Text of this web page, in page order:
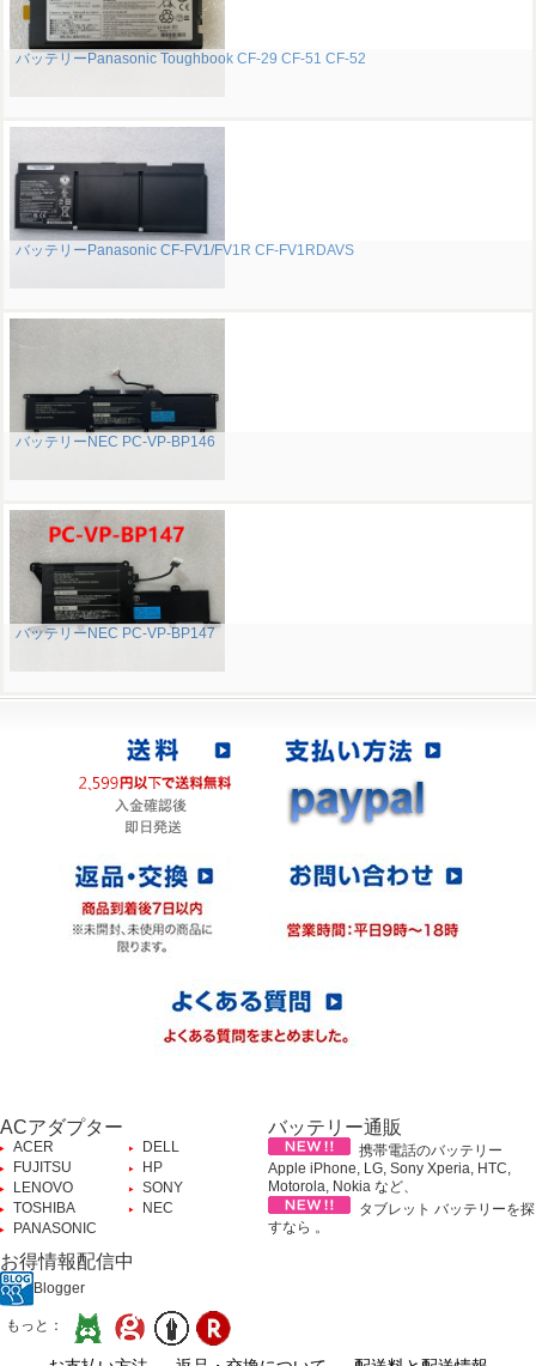
バッテリーPanasonic Toughbook CF-29 CF-51 CF-52
バッテリーPanasonic CF-FV1/FV1R CF-FV1RDAVS
バッテリーNEC PC-VP-BP146
バッテリーNEC PC-VP-BP147
ACアダプター
ACER
DELL
FUJITSU
HP
LENOVO
SONY
TOSHIBA
NEC
PANASONIC
バッテリー通販
携帯電話のバッテリー
Apple iPhone, LG, Sony Xperia, HTC,
Motorola, Nokia など、
タブレット バッテリーを探
すなら 。
お得情報配信中
Blogger
もっと：